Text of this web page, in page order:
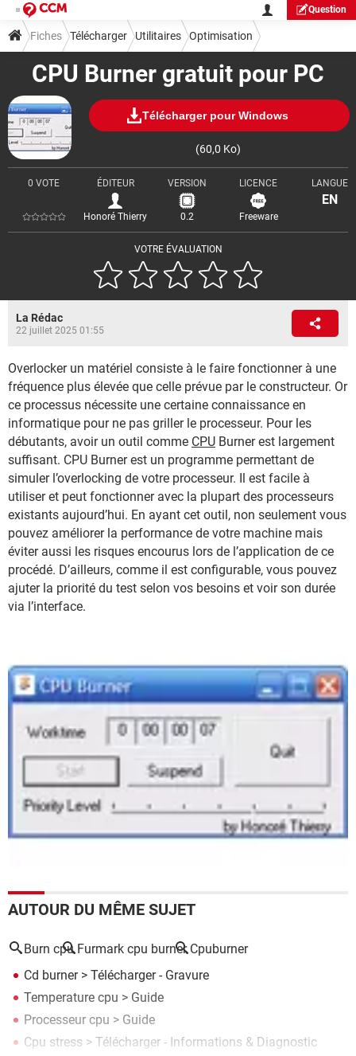
Question
CPU Burner gratuit pour PC
Télécharger pour Windows
(60,0 Ko)
VOTRE ÉVALUATION
0 VOTE ÉDITEUR
Honoré Thierry
VERSION
0.2
LICENCE
Freeware
LANGUE
EN
Fiches Télécharger Utilitaires Optimisation
La Rédac
22 juillet 2025 01:55
Overlocker un matériel consiste à le faire fonctionner à une
fréquence plus élevée que celle prévue par le constructeur. Or
ce processus nécessite une certaine connaissance en
informatique pour ne pas griller le processeur. Pour les
débutants, avoir un outil comme CPU Burner est largement
suffisant. CPU Burner est un programme permettant de
simuler l’overlocking de votre processeur. Il est facile à
utiliser et peut fonctionner avec la plupart des processeurs
existants aujourd’hui. En ayant cet outil, non seulement vous
pouvez améliorer la performance de votre machine mais
éviter aussi les risques encourus lors de l’application de ce
procédé. D’ailleurs, comme il est configurable, vous pouvez
ajuter la priorité du test selon vos besoins et voir son durée
via l’interface.
AUTOUR DU MÊME SUJET
Burn cpu Furmark cpu burner Cpuburner
Cd burner> Télécharger - Gravure
Temperature cpu > Guide
Processeur cpu > Guide
Cpu stress > Télécharger - Informations & Diagnostic